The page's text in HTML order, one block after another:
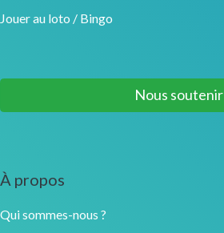
Jouer au loto / Bingo
Nous soutenir
À propos
Qui sommes-nous ?